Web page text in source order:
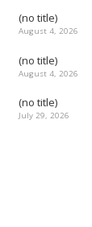
(no title)
August 4, 2026
(no title)
August 4, 2026
(no title)
July 29, 2026